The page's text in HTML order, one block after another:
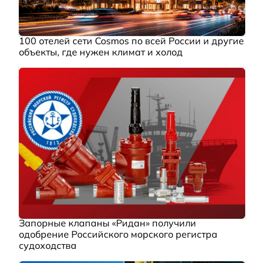
100 отелей сети Cosmos по всей России и другие
объекты, где нужен климат и холод
Запорные клапаны «Ридан» получили
одобрение Российского морского регистра
судоходства